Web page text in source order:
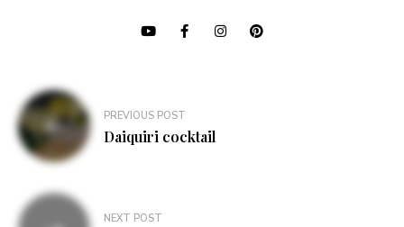
Bericht
navigatie
PREVIOUS POST
Daiquiri cocktail
NEXT POST